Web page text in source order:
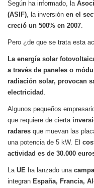
Según ha informado, la
(ASIF), la inversión en el
creció un 500% en 2007.
Pero ¿de que se trata esta
La energía solar
a través de paneles o
radiación solar, provocan
electricidad .
Algunos pequeños
que requiere de cierta
radares que muevan las
una potencia de 5 kW. El
actividad es de 30.000
La UE ha lanzado una
integran España, Francia,